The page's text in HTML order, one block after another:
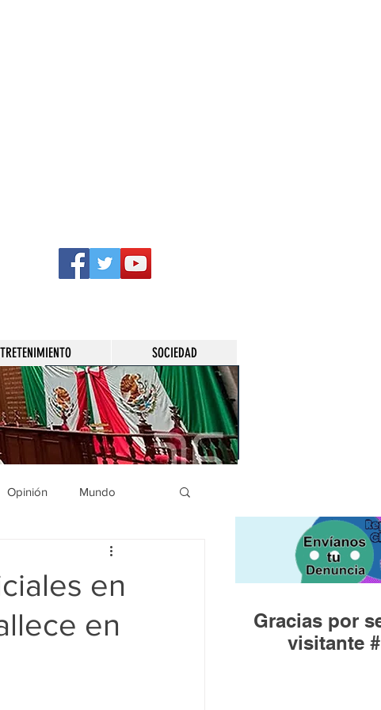
SOCIEDAD
Opinión Mundo
Municipios
Huandacareo
en
en
Gracias por
visitante #